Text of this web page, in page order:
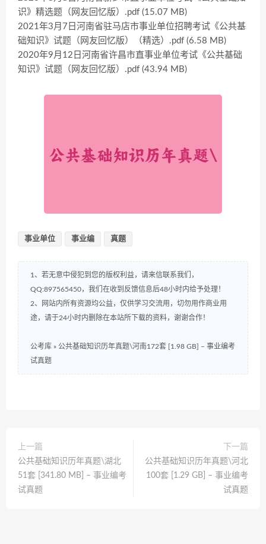
识》精选题（网友回忆版）.pdf (15.07 MB)
2021年3月7日河南省驻马店市事业单位招聘考试《公共基
础知识》试题（网友回忆版）（精选）.pdf (6.58 MB)
2020年9月12日河南省许昌市直事业单位考试《公共基础
知识》试题（网友回忆版）.pdf (43.94 MB)
事业单位 事业编 真题
1、若无意中侵犯到您的版权利益，请来信联系我们，
QQ:897565450，我们在收到反馈信息后48小时内给予处理！
2、网站内所有资源均公益，仅供学习交流用，切勿用作商业用
途，请于24小时内删除在本站所下载的资料，谢谢合作！
公考库 » 公共基础知识历年真题\河南172套 [1.98 GB] – 事业编考
试真题
上一篇
公共基础知识历年真题\湖北
51套 [341.80 MB] – 事业编考
试真题
下一篇
公共基础知识历年真题\河北
100套 [1.29 GB] – 事业编考
试真题